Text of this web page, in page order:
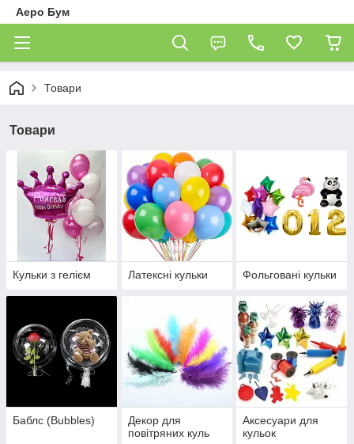
Аеро Бум
Товари
Товари
Кульки з гелієм Латексні кульки Фольговані кульки
Баблс (Bubbles)
Декор для
повітряних куль
Аксесуари для
кульок